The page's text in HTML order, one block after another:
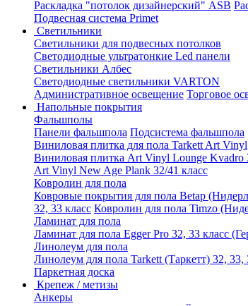
Раскладка "потолок дизайнерский" ASB
Подвесная система Primet
Светильники
Светильники для подвесных потолков
Светодиодные ультратонкие Led панели
Светильники Албес
Светодиодные светильники VARTON
Административное освещение Торговое
Напольные покрытия
Фальшполы
Панели фальшпола Подсистема фальшпола
Виниловая плитка для пола Tarkett Art Vinyl
Виниловая плитка Art Vinyl Lounge Kvadro
Art Vinyl New Age Plank 32/41 класс
Ковролин для пола
Ковровые покрытия для пола Betap
32, 33 класс Ковролин для пола Timzo
Ламинат для пола
Ламинат для пола Egger Pro 32, 33 класс
Линолеум для пола
Линолеум для пола Tarkett (Таркетт) 32, 33,
Паркетная доска
Крепеж / метизы
Анкеры